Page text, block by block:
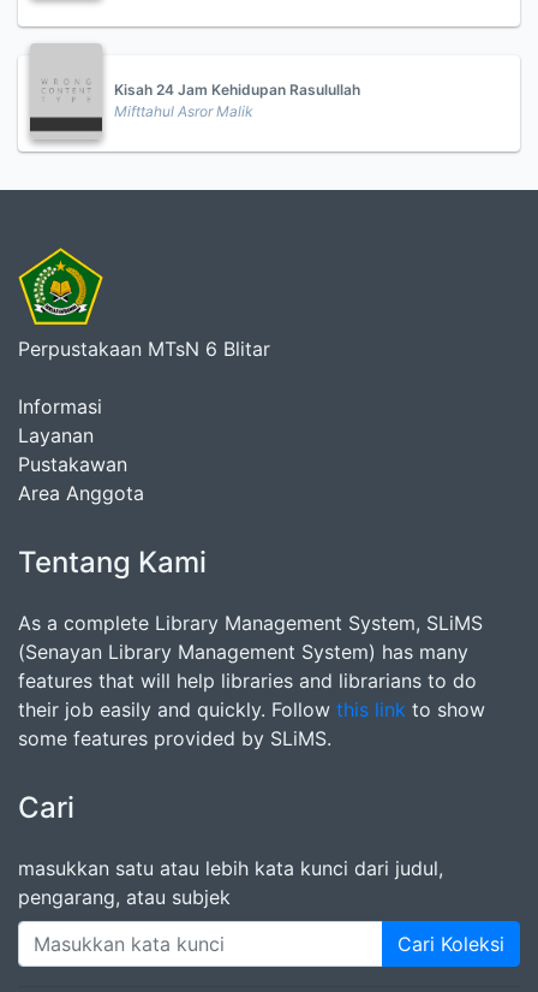
Kisah 24 Jam Kehidupan Rasulullah
Mifttahul Asror Malik
Perpustakaan MTsN 6 Blitar
Informasi
Layanan
Pustakawan
Area Anggota
Tentang Kami
As a complete Library Management System, SLiMS
(Senayan Library Management System) has many
features that will help libraries and librarians to do
their job easily and quickly. Follow this link to show
some features provided by SLiMS.
Cari
masukkan satu atau lebih kata kunci dari judul,
pengarang, atau subjek
Cari Koleksi